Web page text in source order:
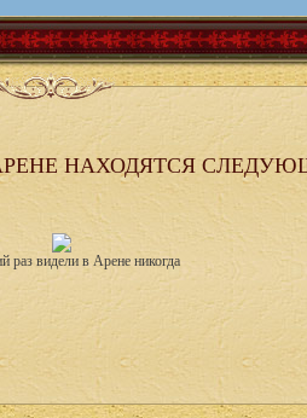
НАХОДЯТСЯ
раз видели в Арене никогда